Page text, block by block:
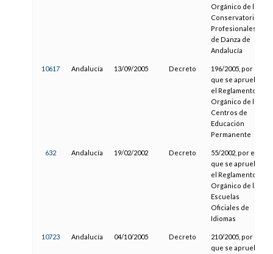
Orgánico de los
Conservatorios
Profesionales
de Danza de
Andalucía
10617 Andalucía 13/09/2005 Decreto
196/2005, por el
que se aprueba
el Reglamento
Orgánico de los
Centros de
Educación
Permanente
632 Andalucía 19/02/2002 Decreto
55/2002, por el
que se aprueba
el Reglamento
Orgánico de las
Escuelas
Oficiales de
Idiomas
10723 Andalucía 04/10/2005 Decreto
210/2005, por el
que se aprueba